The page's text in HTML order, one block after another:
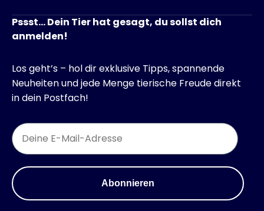
Pssst... Dein Tier hat gesagt, du sollst dich
anmelden!
Los geht’s – hol dir exklusive Tipps, spannende
Neuheiten und jede Menge tierische Freude direkt
in dein Postfach!
Email
Abonnieren